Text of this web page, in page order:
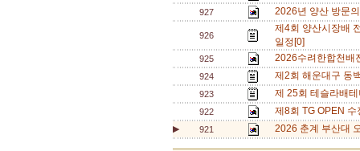
927 2026년 양산 방문
926
제4회 양산시장배
일정[0]
925 2026수려한합천배
924 제2회 해운대구 동
923 제 25회 테슬라배
922 제8회 TG OPEN
▶ 921 2026 춘계 부산대